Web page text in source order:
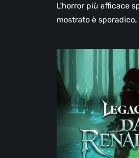
L'horror più efficace
mostrato è
Legacy
of
Kain:
Dark
Renaissance,
prequel
non